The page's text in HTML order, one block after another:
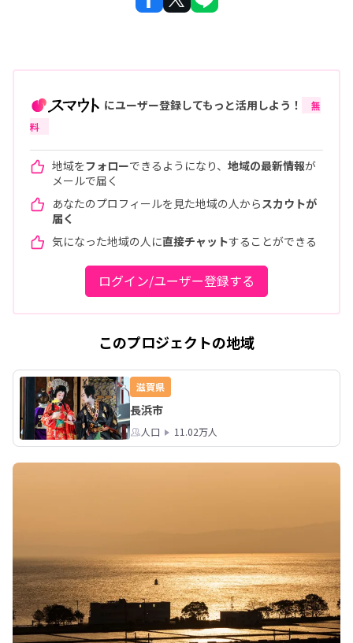
にユーザー登録してもっと活用しよう！
無
料
地域をフォローできるようになり、 地域の最新情報が
メールで届く
あなたのプロフィールを見た地域の人から スカウトが
届く
気になった地域の人に直接チャットすることができる
ログイン/ユーザー登録する
このプロジェクトの地域
滋賀県
長浜市
人口 11.02万人